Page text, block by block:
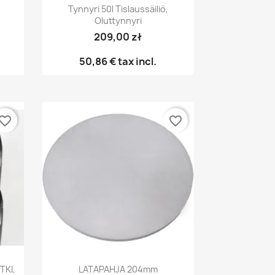
Pikakatselu
Tynnyri 50l Tislaussäiliö,
Oluttynnyri
209,00 zł
50,86 €tax incl.
Pikakatselu
LATAPAHJA 204mm
favorite_border